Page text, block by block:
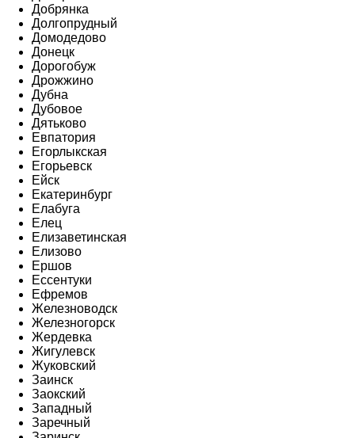
Добрянка
Долгопрудный
Домодедово
Донецк
Дорогобуж
Дрожжино
Дубна
Дубовое
Дятьково
Евпатория
Егорлыкская
Егорьевск
Ейск
Екатеринбург
Елабуга
Елец
Елизаветинская
Елизово
Ершов
Ессентуки
Ефремов
Железноводск
Железногорск
Жердевка
Жигулевск
Жуковский
Заинск
Заокский
Западный
Заречный